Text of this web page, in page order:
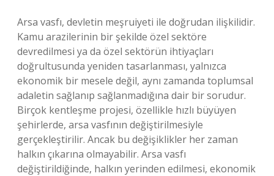
Arsa vasfı, devletin meşruiyeti ile doğrudan ilişkilidir.
Kamu arazilerinin bir şekilde özel sektöre
devredilmesi ya da özel sektörün ihtiyaçları
doğrultusunda yeniden tasarlanması, yalnızca
ekonomik bir mesele değil, aynı zamanda toplumsal
adaletin sağlanıp sağlanmadığına dair bir sorudur.
Birçok kentleşme projesi, özellikle hızlı büyüyen
şehirlerde, arsa vasfının değiştirilmesiyle
gerçekleştirilir. Ancak bu değişiklikler her zaman
halkın çıkarına olmayabilir. Arsa vasfı
değiştirildiğinde, halkın yerinden edilmesi, ekonomik